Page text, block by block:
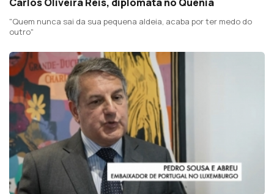
"Quem nunca sai da sua pequena aldeia, acaba por ter medo do
outro"